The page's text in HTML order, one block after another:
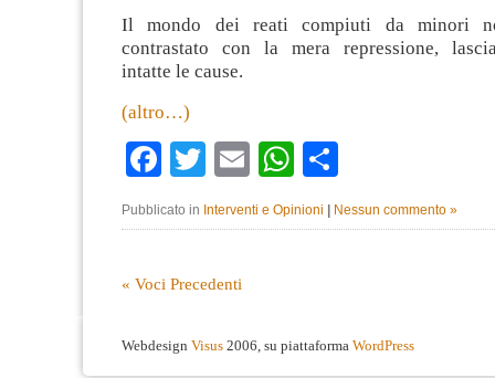
Il mondo dei reati compiuti da minori
contrastato con la mera repressione,
intatte le cause.
(altro…)
Facebook
Twitter
EmailWhatsApp
Pubblicato in Interventi e Opinioni | Nessun commento »
« Voci Precedenti
Webdesign Visus 2006, su piattaforma WordPress